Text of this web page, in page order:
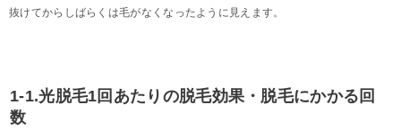
抜けてからしばらくは毛がなくなったように見えます。
1-1.光脱毛1回あたりの脱毛効果・脱毛にかかる回
数